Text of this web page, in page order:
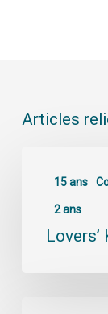
Articles
15 ans
2 ans
Lovers’